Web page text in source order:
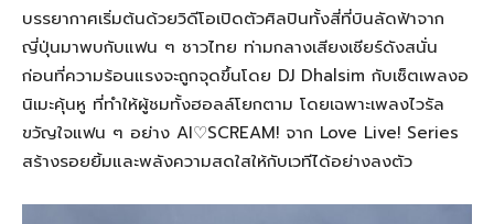
บรรยากาศเริ่มต้นด้วยวิดีโอเปิดตัวศิลปินทั้งสี่ที่บินลัดฟ้าจาก
ญี่ปุ่นมาพบกับแฟน ๆ ชาวไทย ท่ามกลางเสียงเชียร์ดังสนั่น
ก่อนที่ความร้อนแรงจะถูกจุดขึ้นโดย DJ Dhalsim กับเซ็ตเพลงอ
นิเมะคุ้นหู ที่ทำให้ผู้ชมทั้งฮอลล์โยกตาม โดยเฉพาะเพลงไวรัล
ขวัญใจแฟน ๆ อย่าง AI♡SCREAM! จาก Love Live! Series
สร้างรอยยิ้มและพลังความสดใสให้กับเวทีได้อย่างลงตัว